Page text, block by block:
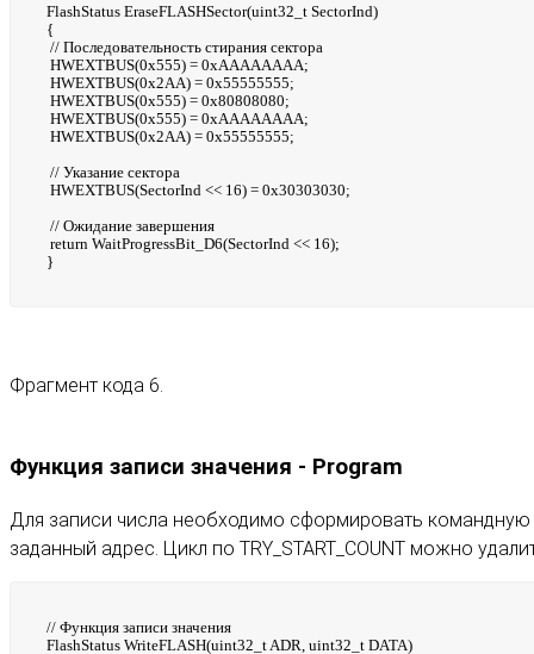
FlashStatus EraseFLASHSector(uint32_t SectorInd)
{
// Последовательность стирания сектора
HWEXTBUS(0x555) = 0xAAAAAAAA;
HWEXTBUS(0x2AA) = 0x55555555;
HWEXTBUS(0x555) = 0x80808080;
HWEXTBUS(0x555) = 0xAAAAAAAA;
HWEXTBUS(0x2AA) = 0x55555555;
// Указание сектора
HWEXTBUS(SectorInd << 16) = 0x30303030;
// Ожидание завершения
return WaitProgressBit_D6(SectorInd << 16);
}
Фрагмент кода 6.
Функция записи значения - Program
Для записи числа необходимо сформировать командную
заданный адрес. Цикл по TRY_START_COUNT можно
// Функция записи значения
FlashStatus WriteFLASH(uint32_t ADR, uint32_t DATA)